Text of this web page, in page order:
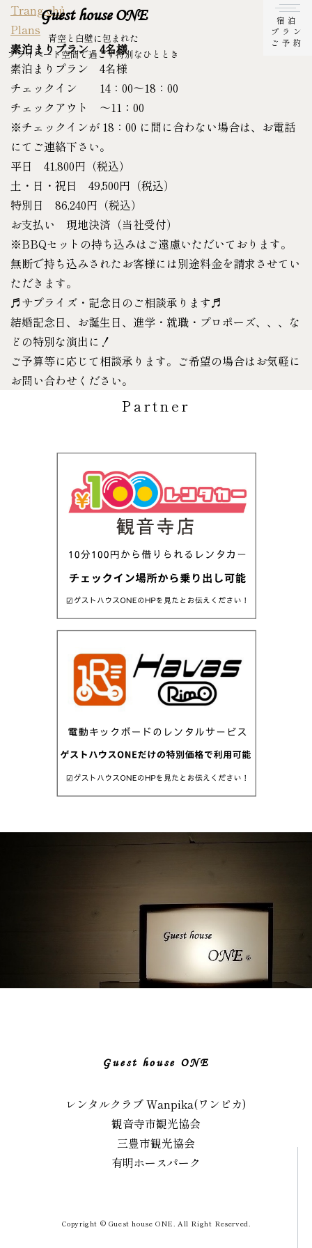
Guest house ONE
青空と白壁に包まれた
プライベート空間で過ごす特別なひととき
宿泊
プラン
ご予約
Trang chủ
Plans
素泊まりプラン 4名様
素泊まりプラン 4名様
チェックイン 14：00～18：00
チェックアウト ～11：00
※チェックインが 18：00 に間に合わない場合は、お電話
にてご連絡下さい。
平日 41,800円（税込）
土・日・祝日 49,500円（税込）
特別日 86,240円（税込）
お支払い 現地決済（当社受付）
※BBQセットの持ち込みはご遠慮いただいております。
無断で持ち込みされたお客様には別途料金を請求させてい
ただきます。
♬サプライズ・記念日のご相談承ります♬
結婚記念日、お誕生日、進学・就職・プロポーズ、、、な
どの特別な演出に！
ご予算等に応じて相談承ります。ご希望の場合はお気軽に
お問い合わせください。
Partner
Guest house ONE
レンタルクラブ Wanpika(ワンピカ)
観音寺市観光協会
三豊市観光協会
有明ホースパーク
Copyright © Guest house ONE. All Right Reserved.